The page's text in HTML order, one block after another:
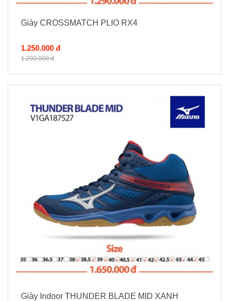
Giày CROSSMATCH PLIO RX4
1.250.000 đ
1.290.000 đ
Giày Indoor THUNDER BLADE MID XANH